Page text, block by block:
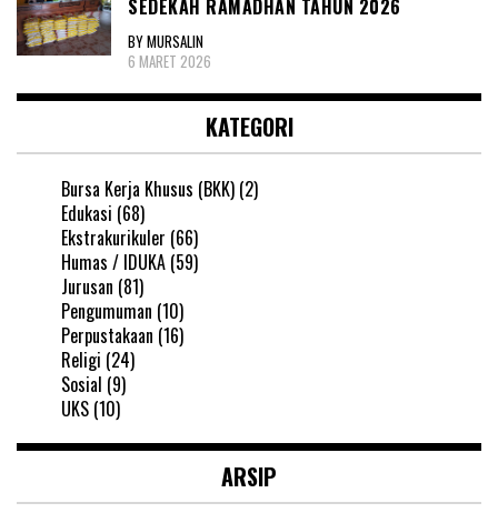
SEDEKAH RAMADHAN TAHUN 2026
BY MURSALIN
6 MARET 2026
KATEGORI
Bursa Kerja Khusus (BKK) (2)
Edukasi (68)
Ekstrakurikuler (66)
Humas / IDUKA (59)
Jurusan (81)
Pengumuman (10)
Perpustakaan (16)
Religi (24)
Sosial (9)
UKS (10)
ARSIP